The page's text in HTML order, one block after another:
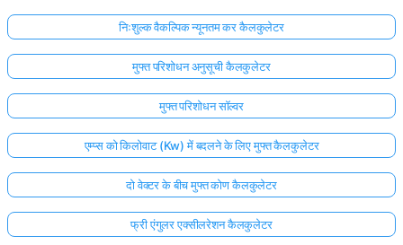
निःशुल्क वैकल्पिक न्यूनतम कर कैलकुलेटर
मुफ्त परिशोधन अनुसूची कैलकुलेटर
मुफ्त परिशोधन सॉल्वर
एम्प्स को किलोवाट (Kw) में बदलने के लिए मुफ्त कैलकुलेटर
दो वेक्टर के बीच मुफ्त कोण कैलकुलेटर
फ्री एंगुलर एक्सीलरेशन कैलकुलेटर